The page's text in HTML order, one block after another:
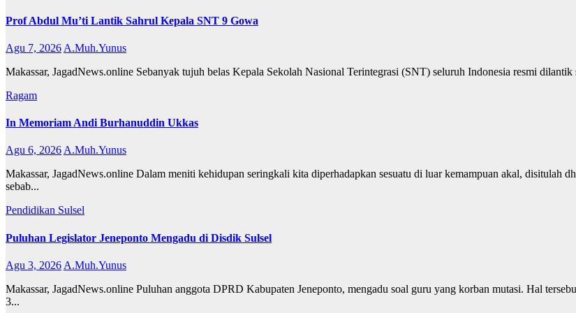
Prof Abdul Mu’ti Lantik Sahrul Kepala SNT 9 Gowa
Agu 7, 2026 A.Muh.Yunus
Makassar, JagadNews.online Sebanyak tujuh belas Kepala Sekolah Nasional Terintegrasi (SNT) seluruh Indonesia resmi
Ragam
In Memoriam Andi Burhanuddin Ukkas
Agu 6, 2026A.Muh.Yunus
Makassar, JagadNews.online Dalam meniti kehidupan seringkali kita diperhadapkan sesuatu di luar kemampuan akal, disitulah
sebab...
Pendidikan Sulsel
Puluhan Legislator Jeneponto Mengadu di Disdik Sulsel
Agu 3, 2026 A.Muh.Yunus
Makassar, JagadNews.online Puluhan anggota DPRD Kabupaten Jeneponto, mengadu soal guru yang korban mutasi. Hal
3...